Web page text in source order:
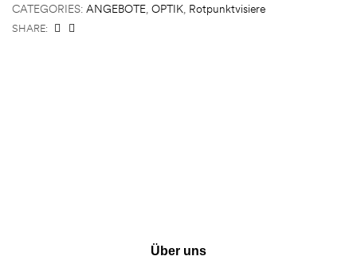
CATEGORIES: ANGEBOTE, OPTIK, Rotpunktvisiere
SHARE:
Über uns